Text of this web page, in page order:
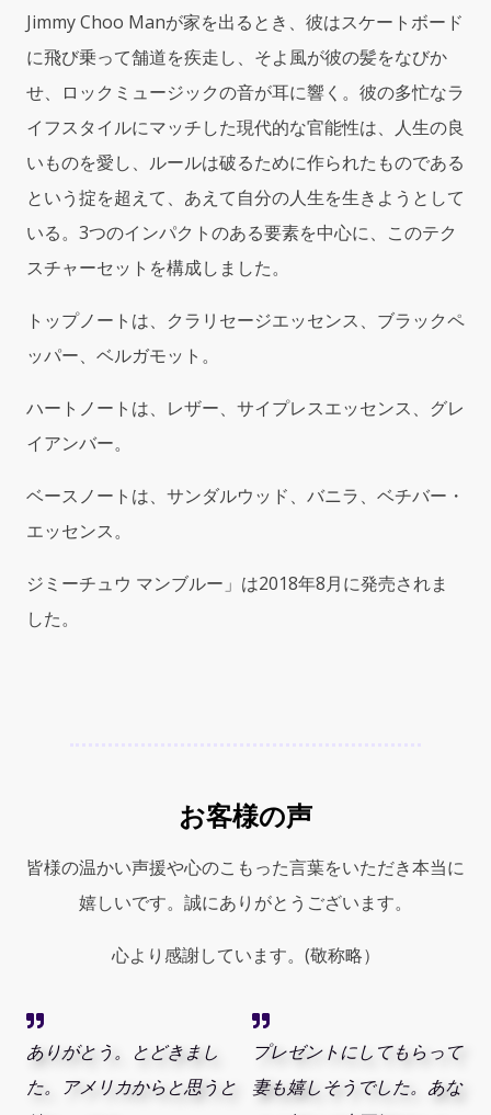
Jimmy Choo Manが家を出るとき、彼はスケートボード
に飛び乗って舗道を疾走し、そよ風が彼の髪をなびか
せ、ロックミュージックの音が耳に響く。彼の多忙なラ
イフスタイルにマッチした現代的な官能性は、人生の良
いものを愛し、ルールは破るために作られたものである
という掟を超えて、あえて自分の人生を生きようとして
いる。3つのインパクトのある要素を中心に、このテク
スチャーセットを構成しました。
トップノートは、クラリセージエッセンス、ブラックペ
ッパー、ベルガモット。
ハートノートは、レザー、サイプレスエッセンス、グレ
イアンバー。
ベースノートは、サンダルウッド、バニラ、ベチバー・
エッセンス。
ジミーチュウ マンブルー」は2018年8月に発売されま
した。
お客様の声
皆様の温かい声援や心のこもった言葉をいただき本当に
嬉しいです。誠にありがとうございます。
心より感謝しています。(敬称略）
ありがとう。とどきまし
た。アメリカからと思うと
プレゼントにしてもらって
妻も嬉しそうでした。あな